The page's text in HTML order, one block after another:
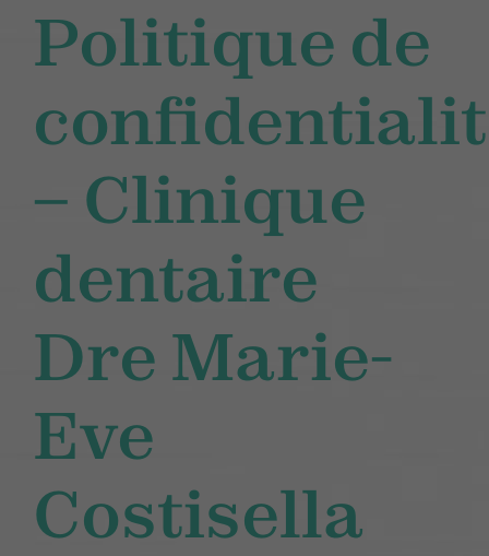
Politique de
– Clinique
dentaire
Dre Marie-
Eve
Costisella